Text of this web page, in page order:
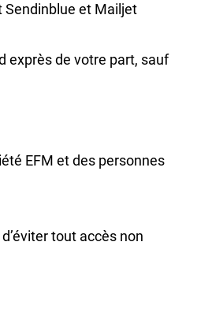
Sendinblue et Mailjet
exprès de votre part, sauf
EFM et des personnes
tout accès non